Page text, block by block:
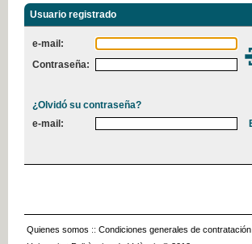
Usuario registrado
e-mail:
Contraseña:
¿Olvidó su contraseña?
e-mail:
Quienes somos :: Condiciones generales de contratación